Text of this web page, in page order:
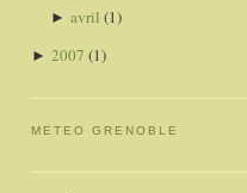
► avril (1)
► 2007 (1)
METEO GRENOBLE